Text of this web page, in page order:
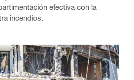
efectiva con la
incendios.